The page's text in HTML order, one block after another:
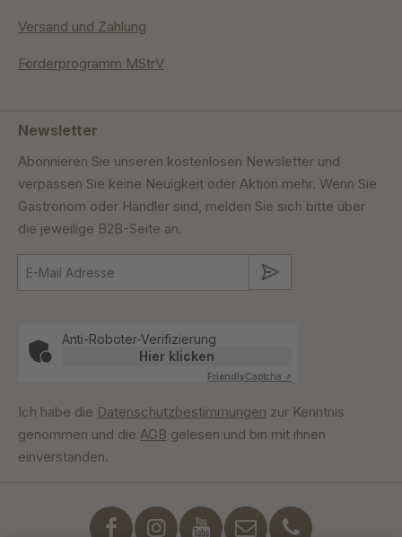
Versand und Zahlung
Förderprogramm MStrV
Newsletter
Abonnieren Sie unseren kostenlosen Newsletter und
verpassen Sie keine Neuigkeit oder Aktion mehr. Wenn Sie
Gastronom oder Händler sind, melden Sie sich bitte über
die jeweilige B2B-Seite an.
Anti-Roboter-Verifizierung
Hier klicken
FriendlyCaptcha ⇗
Ich habe die Datenschutzbestimmungen zur Kenntnis
genommen und die AGB gelesen und bin mit ihnen
einverstanden.